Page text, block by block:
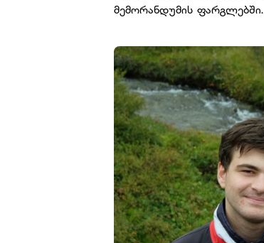
მემორანდუმის ფარგლებში.